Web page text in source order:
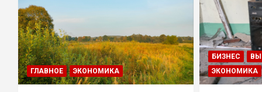
ГЛАВНОЕ ЭКОНОМИКА
БИЗНЕС
ЭКОНОМИКА